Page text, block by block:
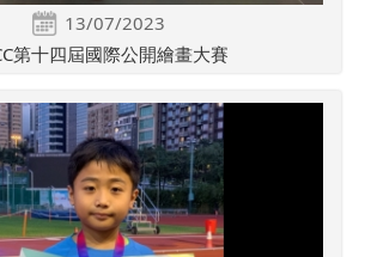
13/07/2023
第十四屆國際公開繪畫大賽